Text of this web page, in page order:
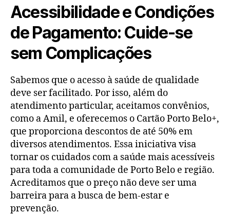
Acessibilidade e Condições
de Pagamento: Cuide-se
sem Complicações
Sabemos que o acesso à saúde de qualidade
deve ser facilitado. Por isso, além do
atendimento particular, aceitamos convênios,
como a Amil, e oferecemos o Cartão Porto Belo+,
que proporciona descontos de até 50% em
diversos atendimentos. Essa iniciativa visa
tornar os cuidados com a saúde mais acessíveis
para toda a comunidade de Porto Belo e região.
Acreditamos que o preço não deve ser uma
barreira para a busca de bem-estar e
prevenção.